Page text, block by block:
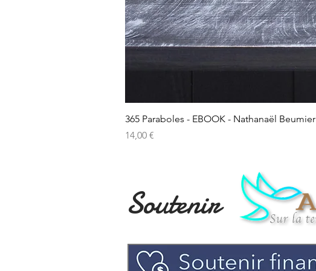
365 Paraboles - EBOOK - Nathanaël Beumier
Prix
14,00 €
Soutenir